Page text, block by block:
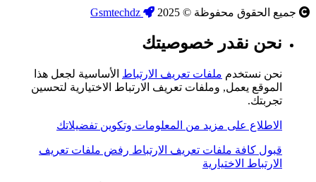
جميع الحقوق محفوظة © 2025
نحن نقدر خصوصيتك
نحن نستخدم ملفات تعريف الارتباط الأساسية لجعل هذا
الموقع يعمل, وملفات تعريف الارتباط الاختيارية لتحسين
تجربتك.
الاطلاع على مزيد من المعلومات وتكوين تفضيلاتك
قبول كافة ملفات تعريف الارتباط رفض ملفات تعريف
الارتباط الاختيارية